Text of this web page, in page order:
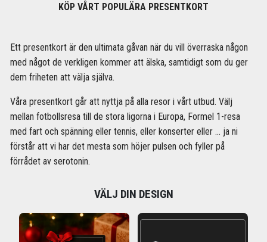
KÖP VÅRT POPULÄRA PRESENTKORT
Ett presentkort är den ultimata gåvan när du vill överraska någon
med något de verkligen kommer att älska, samtidigt som du ger
dem friheten att välja själva.
Våra presentkort går att nyttja på alla resor i vårt utbud. Välj
mellan fotbollsresa till de stora ligorna i Europa, Formel 1-resa
med fart och spänning eller tennis, eller konserter eller ... ja ni
förstår att vi har det mesta som höjer pulsen och fyller på
förrådet av serotonin.